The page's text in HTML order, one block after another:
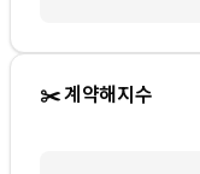
✂️ 계약해지수